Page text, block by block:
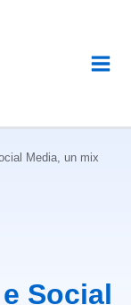
Media, un mix
Social